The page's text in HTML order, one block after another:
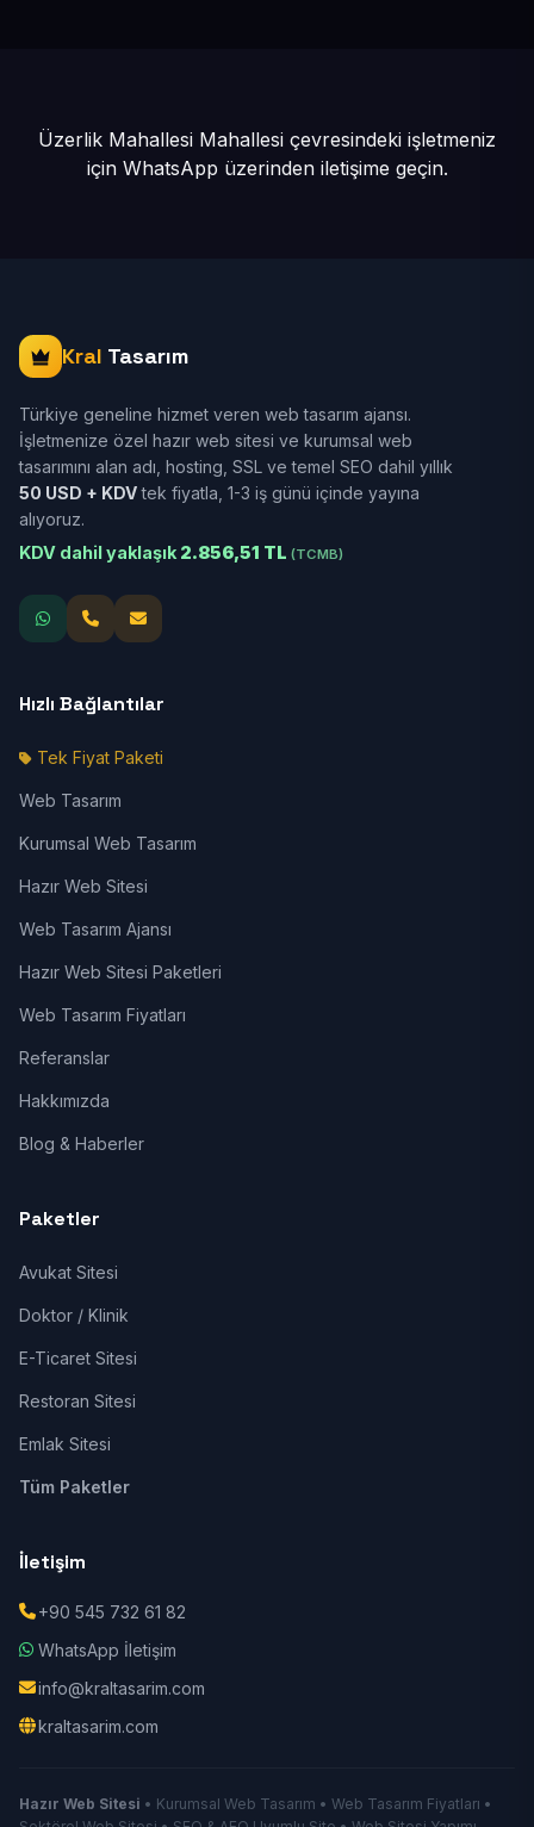
Üzerlik Mahallesi Mahallesi çevresindeki işletmeniz
için WhatsApp üzerinden iletişime geçin.
Kral Tasarım
Türkiye geneline hizmet veren web tasarım ajansı.
İşletmenize özel hazır web sitesi ve kurumsal web
tasarımını alan adı, hosting, SSL ve temel SEO dahil yıllık
50 USD + KDVtek fiyatla, 1-3 iş günü içinde yayına
alıyoruz.
KDV dahil yaklaşık 2.856,51 TL (TCMB)
Hızlı Bağlantılar
Tek Fiyat Paketi
Web Tasarım
Kurumsal Web Tasarım
Hazır Web Sitesi
Web Tasarım Ajansı
Hazır Web Sitesi Paketleri
Web Tasarım Fiyatları
Referanslar
Hakkımızda
Blog & Haberler
Paketler
Avukat Sitesi
Doktor / Klinik
E-Ticaret Sitesi
Restoran Sitesi
Emlak Sitesi
Tüm Paketler
İletişim
+90 545 732 61 82
WhatsApp İletişim
info@kraltasarim.com
kraltasarim.com
Hazır Web Sitesi • Kurumsal Web Tasarım • Web Tasarım Fiyatları •